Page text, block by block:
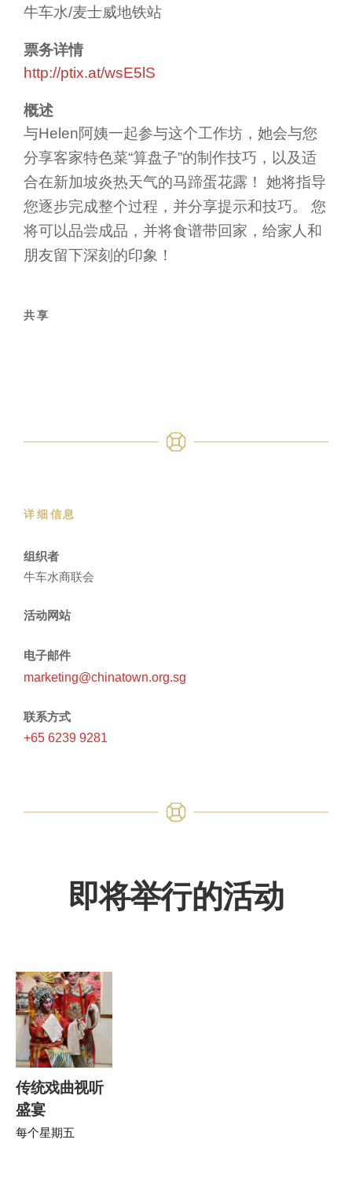
牛车水/麦士威地铁站
票务详情
http://ptix.at/wsE5lS
概述
与Helen阿姨一起参与这个工作坊，她会与您
分享客家特色菜“算盘子”的制作技巧，以及适
合在新加坡炎热天气的马蹄蛋花露！ 她将指导
您逐步完成整个过程，并分享提示和技巧。 您
将可以品尝成品，并将食谱带回家，给家人和
朋友留下深刻的印象！
共享
详细信息
组织者
牛车水商联会
活动网站
电子邮件
marketing@chinatown.org.sg
联系方式
+65 6239 9281
即将举行的活动
传统戏曲视听
盛宴
每个星期五